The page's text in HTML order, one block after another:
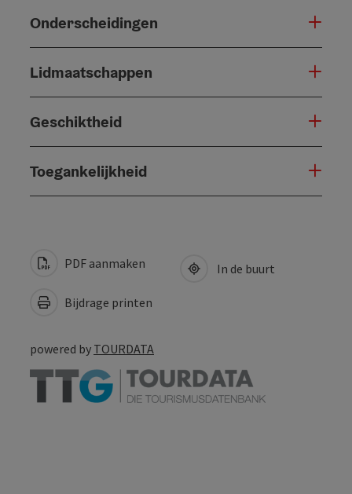
Onderscheidingen
Lidmaatschappen
Geschiktheid
Toegankelijkheid
PDF aanmaken
Bijdrage printen
In de buurt
powered by TOURDATA